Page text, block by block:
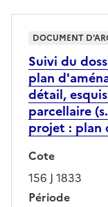
Suivi du
plan
détail,
parcellaire
projet : plan
Cote
156 J 1833
Période
DOCUMENT